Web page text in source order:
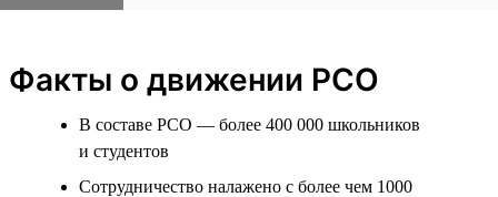
Факты о движении РСО
В составе РСО — более 400 000 школьников
и студентов
Сотрудничество налажено с более чем 1000